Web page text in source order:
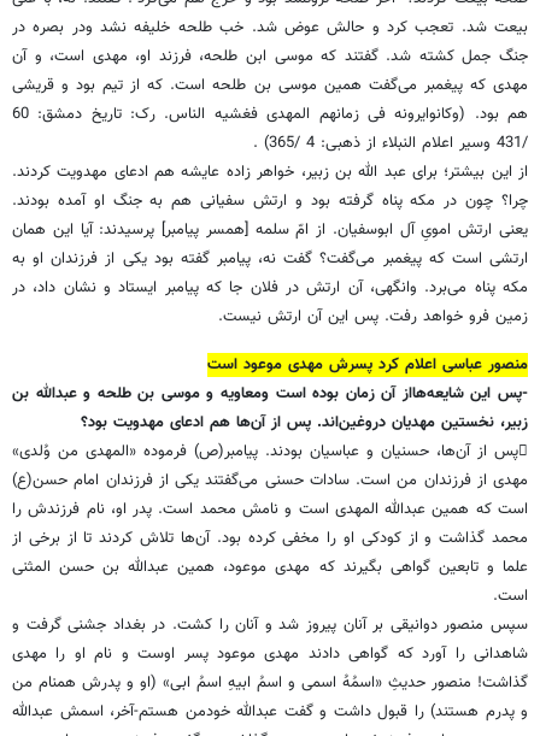
بیعت شد. تعجب کرد و حالش عوض شد. خب طلحه خلیفه نشد ودر بصره در
جنگ جمل کشته شد. گفتند که موسی ابن طلحه، فرزند او، مهدی است، و آن
مهدی که پیغمبر می‌گفت همین موسی بن طلحه است. که از تیم بود و قریشی
هم بود. (وکانوایرونه فی زمانهم المهدی فغشیه الناس. رک: تاریخ دمشق: 60
/431 وسیر اعلام النبلاء از ذهبی: 4 /365) .
از این بیشتر؛ برای عبد الله بن زبیر، خواهر زاده عایشه هم ادعای مهدویت کردند.
چرا؟ چون در مکه پناه گرفته بود و ارتش سفیانی هم به جنگ او آمده بودند.
یعنی ارتش امویِ آل ابوسفیان. از امّ سلمه [همسر پیامبر] پرسیدند: آیا این همان
ارتشی است که پیغمبر می‌گفت؟ گفت نه، پیامبر گفته بود یکی از فرزندان او به
مکه پناه می‌برد. وانگهی، آن ارتش در فلان جا که پیامبر ایستاد و نشان داد، در
زمین فرو خواهد رفت. پس این آن ارتش نیست.
منصور عباسی اعلام کرد پسرش مهدی موعود است
-پس این شایعه‌هااز آن زمان بوده است ومعاویه و موسی بن طلحه و عبدالله بن
زبیر، نخستین مهدیان دروغین‌اند. پس از آن‌ها هم ادعای مهدویت بود؟
پس از آن‌ها، حسنیان و عباسیان بودند. پیامبر(ص) فرموده «المهدی من وُلدی»
مهدی از فرزندان من است. سادات حسنی می‌گفتند یکی از فرزندان امام حسن(ع)
است که همین عبدالله المهدی است و نامش محمد است. پدر او، نام فرزندش را
محمد گذاشت و از کودکی او را مخفی کرده بود. آن‌ها تلاش کردند تا از برخی از
علما و تابعین گواهی بگیرند که مهدی موعود، همین عبدالله بن حسن المثنی
است.
سپس منصور دوانیقی بر آنان پیروز شد و آنان را کشت. در بغداد جشنی گرفت و
شاهدانی را آورد که گواهی دادند مهدی موعود پسر اوست و نام او را مهدی
گذاشت! منصور حدیثِ «اسمُهُ اسمی و اسمُ ابیهِ اسمُ ابی» (او و پدرش همنام من
و پدرم هستند) را قبول داشت و گفت عبدالله خودمن هستم-آخر، اسمش عبدالله